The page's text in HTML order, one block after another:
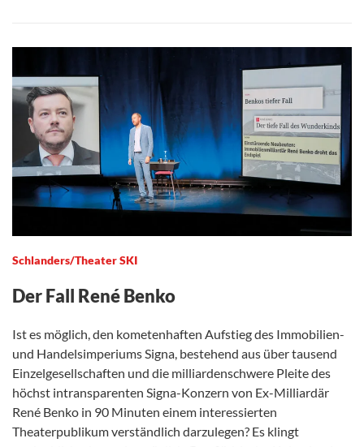
Schlanders/Theater SKI
Der Fall René Benko
Ist es möglich, den kometenhaften Aufstieg des Immobilien-
und Handelsimperiums Signa, bestehend aus über tausend
Einzelgesellschaften und die milliardenschwere Pleite des
höchst intransparenten Signa-Konzern von Ex-Milliardär
René Benko in 90 Minuten einem interessierten
Theaterpublikum verständlich darzulegen? Es klingt